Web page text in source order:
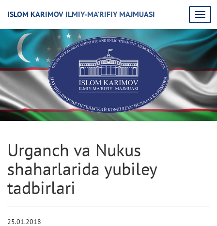
ISLOM KARIMOV ILMIY-MA’RIFIY MAJMUASI
Urganch va Nukus
shaharlarida yubiley
tadbirlari
25.01.2018